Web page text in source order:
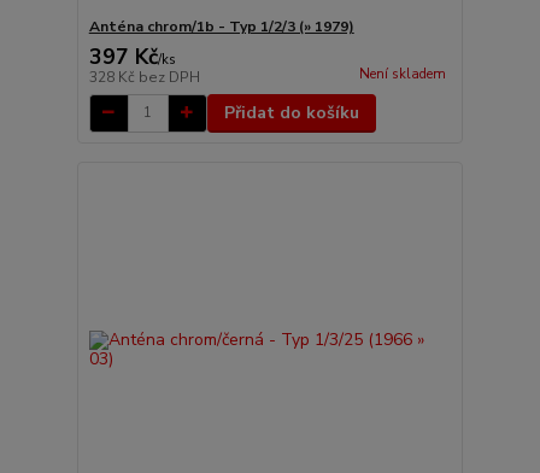
Anténa chrom/1b - Typ 1/2/3 (» 1979)
397 Kč/ks
328 Kč bez DPH Není skladem
Přidat do košíku